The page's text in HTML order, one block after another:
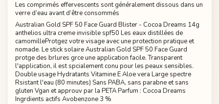
Les comprimés effervescents sont généralement dissous dans un
verre d’eau avant d’être consommés
Australian Gold SPF 50 Face Guard Blister - Cocoa Dreams 14g
anthelios ultra creme invisible spf50 Les eaux distillées de
camomilleProtgez votre visage avec une protection pratique et
nomade. Le stick solaire Australian Gold SPF 50 Face Guard
protge des brlures grce une application facile. Transparent
l'application, il est spcialement conu pour les peaux sensibles.
Double usage Hydratants Vitamine E Aloe vera Large spectre
Rsistant l'eau (80 minutes) Sans PABA, sans parabne et sans
gluten Vgan et approuv par la PETA Parfum : Cocoa Dreams
Ingrdients actifs Avobenzone 3 %